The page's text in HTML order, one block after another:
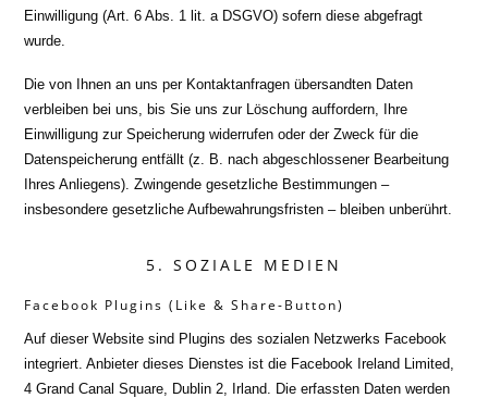
Einwilligung (Art. 6 Abs. 1 lit. a DSGVO) sofern diese abgefragt
wurde.
Die von Ihnen an uns per Kontaktanfragen übersandten Daten
verbleiben bei uns, bis Sie uns zur Löschung auffordern, Ihre
Einwilligung zur Speicherung widerrufen oder der Zweck für die
Datenspeicherung entfällt (z. B. nach abgeschlossener Bearbeitung
Ihres Anliegens). Zwingende gesetzliche Bestimmungen –
insbesondere gesetzliche Aufbewahrungsfristen – bleiben unberührt.
5. SOZIALE MEDIEN
Facebook Plugins (Like & Share-Button)
Auf dieser Website sind Plugins des sozialen Netzwerks Facebook
integriert. Anbieter dieses Dienstes ist die Facebook Ireland Limited,
4 Grand Canal Square, Dublin 2, Irland. Die erfassten Daten werden